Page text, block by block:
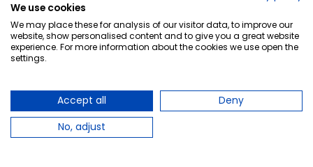
We use cookies
We may place these for analysis of our visitor data, to improve our
website, show personalised content and to give you a great website
experience. For more information about the cookies we use open the
settings.
Accept all
Deny
No, adjust